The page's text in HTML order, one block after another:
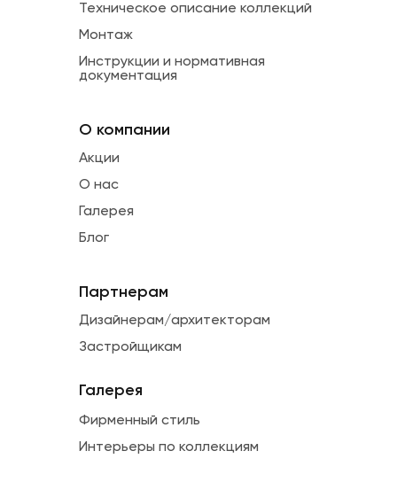
Техническое описание коллекций
Монтаж
Инструкции и нормативная
документация
О компании
Акции
О нас
Галерея
Блог
Партнерам
Дизайнерам/архитекторам
Застройщикам
Галерея
Фирменный стиль
Интерьеры по коллекциям